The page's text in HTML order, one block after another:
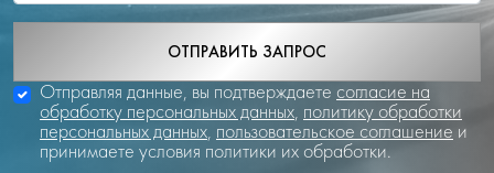
ОТПРАВИТЬ ЗАПРОС
Отправляя данные, вы подтверждаете согласие на
обработку персональных данных, политику обработки
персональных данных, пользовательское соглашение и
принимаете условия политики их обработки.